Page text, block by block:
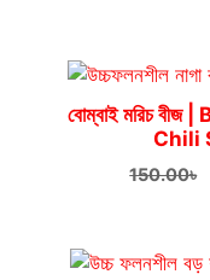
বোম্বাই মরিচ
Chili
150.00৳